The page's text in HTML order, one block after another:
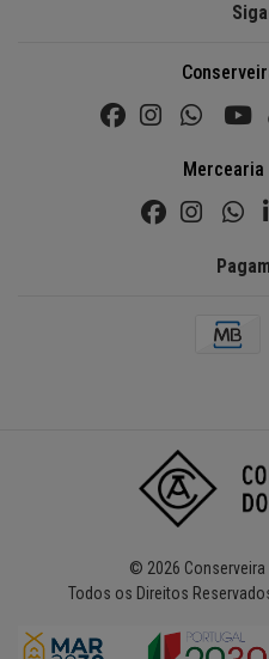
Mercearia
© 2026 Conserveira
Todos os Direitos